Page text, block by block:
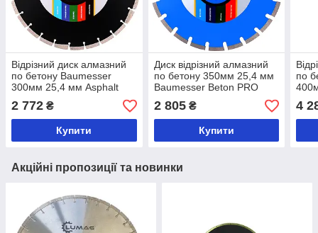
Відрізний диск алмазний
по бетону Baumesser
300мм 25,4 мм Asphalt
Pro
2 772 ₴
Купити
Диск відрізний алмазний
по бетону 350мм 25,4 мм
Baumesser Beton PRO
2 805₴
Купити
по
Pro
4
Акційні пропозиції та новинки